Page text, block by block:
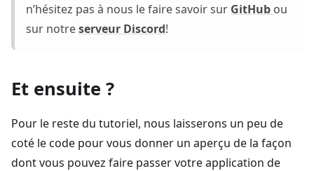
n’hésitez pas à nous le faire savoir sur GitHub ou
sur notreserveur Discord!
Et ensuite ?
Pour le reste du tutoriel, nous laisserons un peu de
coté le code pour vous donner un aperçu de la façon
dont vous pouvez faire passer votre application de